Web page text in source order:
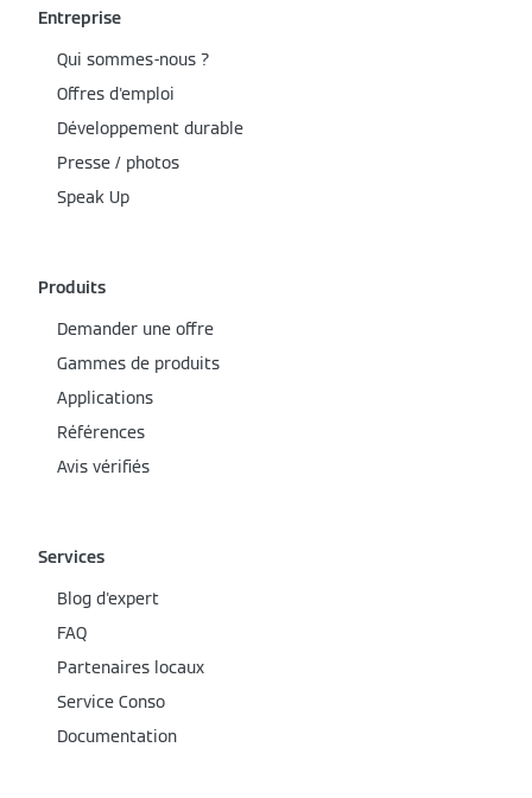
Entreprise
Qui sommes-nous ?
Offres d'emploi
Développement durable
Presse / photos
Speak Up
Produits
Demander une offre
Gammes de produits
Applications
Références
Avis vérifiés
Services
Blog d'expert
FAQ
Partenaires locaux
Service Conso
Documentation